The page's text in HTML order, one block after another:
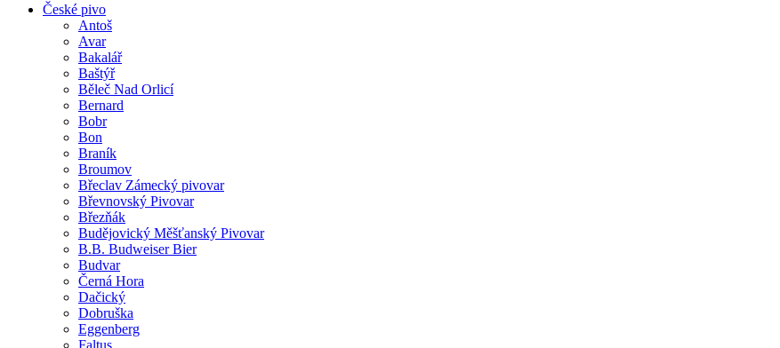
České pivo
Antoš
Avar
Bakalář
Baštýř
Běleč Nad Orlicí
Bernard
Bobr
Bon
Braník
Broumov
Břeclav Zámecký pivovar
Břevnovský Pivovar
Březňák
Budějovický Měšťanský Pivovar
B.B. Budweiser Bier
Budvar
Černá Hora
Dačický
Dobruška
Eggenberg
Faltus